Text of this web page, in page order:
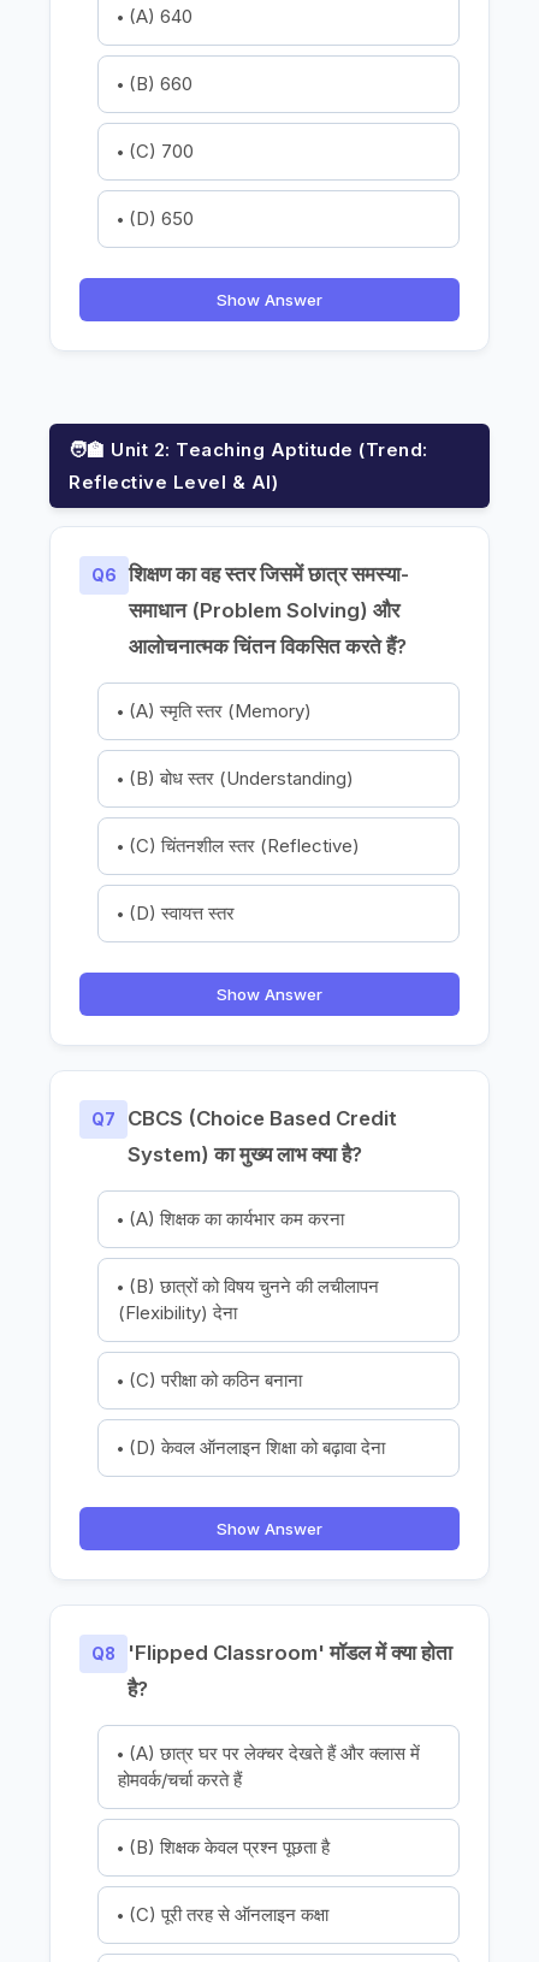
(A) 640
(B) 660
(C) 700
(D) 650
Show Answer
🧑‍🏫 Unit 2: Teaching Aptitude (Trend:
Reflective Level & AI)
Q6
शिक्षण का वह स्तर जिसमें छात्र समस्या-
समाधान (Problem Solving) और
आलोचनात्मक चिंतन विकसित करते हैं?
(A) स्मृति स्तर (Memory)
(B) बोध स्तर (Understanding)
(C) चिंतनशील स्तर (Reflective)
(D) स्वायत्त स्तर
Show Answer
Q7
CBCS (Choice Based Credit
System) का मुख्य लाभ क्या है?
(A) शिक्षक का कार्यभार कम करना
(B) छात्रों को विषय चुनने की लचीलापन
(Flexibility) देना
(C) परीक्षा को कठिन बनाना
(D) केवल ऑनलाइन शिक्षा को बढ़ावा देना
Show Answer
Q8
'Flipped Classroom' मॉडल में क्या होता
है?
(A) छात्र घर पर लेक्चर देखते हैं और क्लास में
होमवर्क/चर्चा करते हैं
(B) शिक्षक केवल प्रश्न पूछता है
(C) पूरी तरह से ऑनलाइन कक्षा